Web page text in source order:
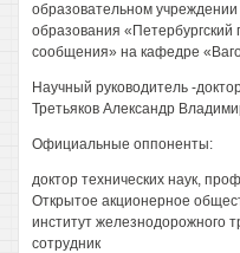
образовательном
образования «Петербургский
сообщения» на кафедре
Научный руководитель -
Третьяков Александр
Официальные оппоненты:
доктор технических наук,
Открытое акционерное
институт железнодорожного
сотрудник